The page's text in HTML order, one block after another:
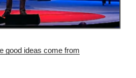
good ideas come from